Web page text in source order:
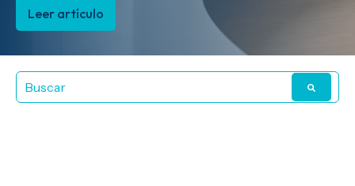
Leer artículo
Leer artículo